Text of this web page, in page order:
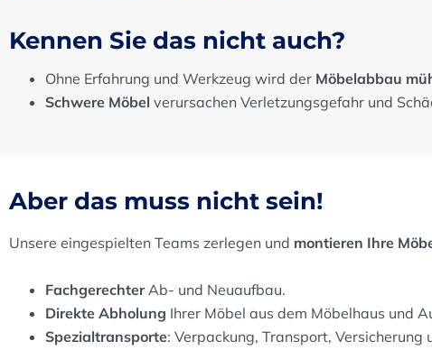
Kennen Sie das nicht auch?
Ohne Erfahrung und Werkzeug wird der Möbelabbau
Schwere Möbel verursachen Verletzungsgefahr und
Aber das muss nicht sein!
Unsere eingespielten Teams zerlegen und montieren Ihre
FachgerechterAb- und Neuaufbau.
Direkte Abholung Ihrer Möbel aus dem Möbelhaus und
Spezialtransporte: Verpackung, Transport, Versicherung